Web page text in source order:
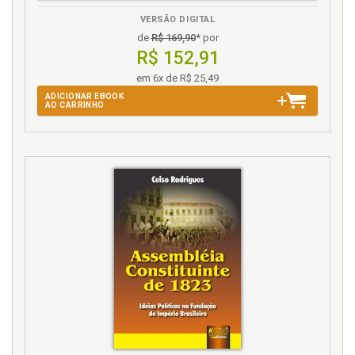
Bem jurídico tutelado. Artigo 26. Ricardo Antonio
Andreucci, p. 293
Cabimento da apelação. Artigo 14. Priscila Gabriely
Cabimento de agravo contra a decisão liminar.
Artigo 16. Hamilton Rafael Marins Schwartz /
Gustavo Chueire Calixto Guilherme, p. 196
Classificação. Hipóteses de cabimento e
classificação. Artigo 24. Márcio Iglesias de Souza
Fernandes, p. 264
Código de processo civil. A lei do mandado de
segurança e o código de processo civil. Artigo 24.
Márcio Iglesias de Souza Fernandes, p. 264
Código penal. O crime de desobediência (art. 330 do
VERSÃO DIGITAL
deR$ 169,90* por
R$ 152,91
em 6x de R$ 25,49
ADICIONAR EBOOK
AO CARRINHO